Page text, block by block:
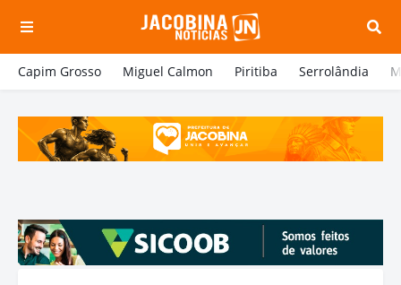
Capim Grosso Miguel Calmon Piritiba Serrolândia